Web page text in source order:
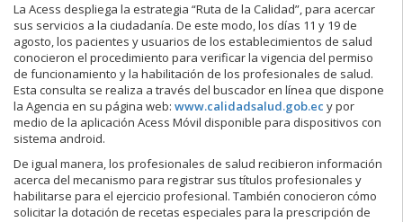
La Acess despliega la estrategia “Ruta de la Calidad”, para acercar
sus servicios a la ciudadanía. De este modo, los días 11 y 19 de
agosto, los pacientes y usuarios de los establecimientos de salud
conocieron el procedimiento para verificar la vigencia del permiso
de funcionamiento y la habilitación de los profesionales de salud.
Esta consulta se realiza a través del buscador en línea que dispone
la Agencia en su página web: www.calidadsalud.gob.ec y por
medio de la aplicación Acess Móvil disponible para dispositivos con
sistema android.
De igual manera, los profesionales de salud recibieron información
acerca del mecanismo para registrar sus títulos profesionales y
habilitarse para el ejercicio profesional. También conocieron cómo
solicitar la dotación de recetas especiales para la prescripción de